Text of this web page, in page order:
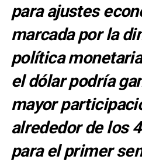
para ajustes
marcada por la
política
el dólar podría
mayor
alrededor de los
para el primer